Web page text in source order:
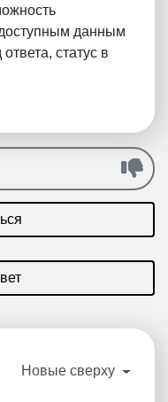
данным
статус в
Новые сверху